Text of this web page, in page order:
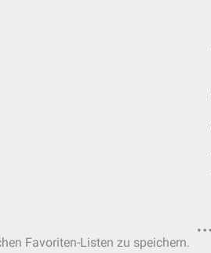
Favoriten-Listen zu speichern.